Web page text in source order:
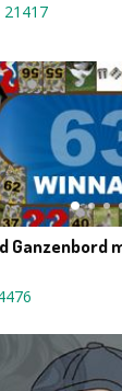
21417
Ganzenbord